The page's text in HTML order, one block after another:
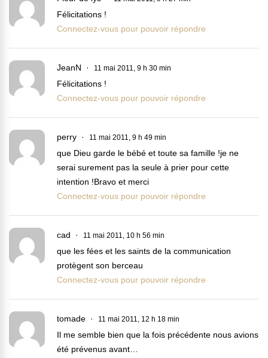
Félicitations !
Connectez-vous pour pouvoir répondre
JeanN 11 mai 2011, 9 h 30 min
Félicitations !
Connectez-vous pour pouvoir répondre
perry 11 mai 2011, 9 h 49 min
que Dieu garde le bébé et toute sa famille !je ne
serai surement pas la seule à prier pour cette
intention !Bravo et merci
Connectez-vous pour pouvoir répondre
cad 11 mai 2011, 10 h 56 min
que les fées et les saints de la communication
protègent son berceau
Connectez-vous pour pouvoir répondre
tomade 11 mai 2011, 12 h 18 min
Il me semble bien que la fois précédente nous avions
été prévenus avant…